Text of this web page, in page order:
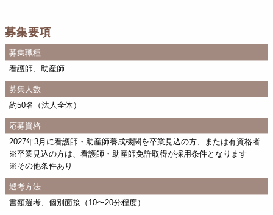
募集要項
募集職種
看護師、助産師
募集人数
約50名（法人全体）
応募資格
2027年3月に看護師・助産師養成機関を卒業見込の方、または有資格者
※卒業見込の方は、看護師・助産師免許取得が採用条件となります
※その他条件あり
選考方法
書類選考、個別面接（10〜20分程度）